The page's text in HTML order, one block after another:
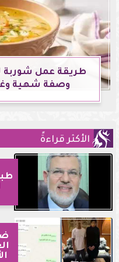
طريقة عمل شوربة
وصفة شهية
الأكثر قراءةً